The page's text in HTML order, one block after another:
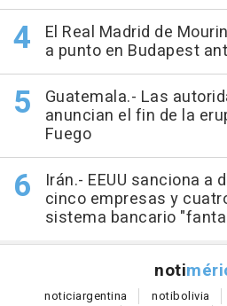
El Real Madrid de
a punto en Budapest
Guatemala.- Las
anuncian el fin de la
Fuego
Irán.- EEUU sanciona a
cinco empresas y
sistema bancario
noti
noticiargentina notibolivia